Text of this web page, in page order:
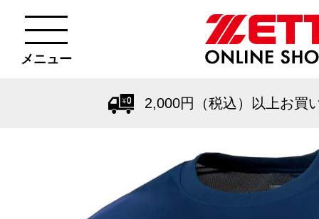
メニュー
2,000円（税込）以上お買